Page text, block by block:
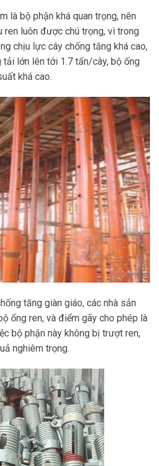
là bộ phận khá quan trọng, nên
ren luôn được chú trọng, vì trong
chịu lực cây chống tăng khá cao,
tải lớn lên tới 1.7 tấn/cây, bộ ống
khá cao.
tăng giàn giáo, các nhà sản
ống ren, và điểm gãy cho phép là
bộ phận này không bị trượt ren,
nghiêm trọng.